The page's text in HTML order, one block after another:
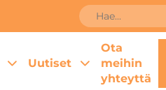
Uutiset
Ota
meihin
yhteyttä